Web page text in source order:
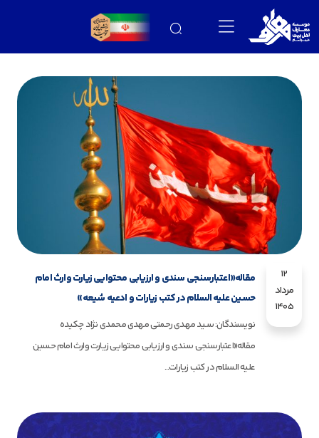
12
مرداد
1405
مقاله«اعتبارسنجی سندی و ارزیابی محتوایی زیارت وارث امام
حسین علیه السلام در کتب زیارات و ادعیه شیعه»
نویسندگان: سید مهدی رحمتی مهدی محمدی نژاد چکیده
مقاله«اعتبارسنجی سندی و ارزیابی محتوایی زیارت وارث امام حسین
علیه السلام در کتب زیارات...